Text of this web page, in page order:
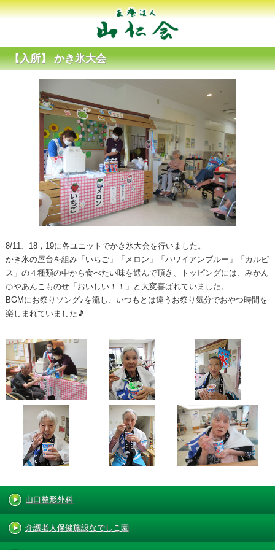
【入所】 かき氷大会
8/11、18，19に各ユニットでかき氷大会を行いました。
かき氷の屋台を組み「いちご」「メロン」「ハワイアンブルー」「カルピ
ス」の４種類の中から食べたい味を選んで頂き、トッピングには、みかん
🍊やあんこものせ「おいしい！！」と大変喜ばれていました。
BGMにお祭りソング♪を流し、いつもとは違うお祭り気分でおやつ時間を
楽しまれていました🎵
山口整形外科
介護老人保健施設なでしこ園